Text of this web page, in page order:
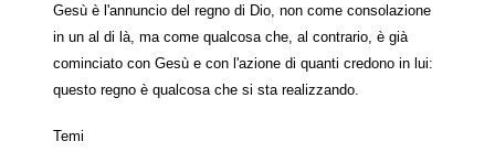
Gesù è l'annuncio del regno di Dio, non come consolazione
in un al di là, ma come qualcosa che, al contrario, è già
cominciato con Gesù e con l'azione di quanti credono in lui:
questo regno è qualcosa che si sta realizzando.
Temi